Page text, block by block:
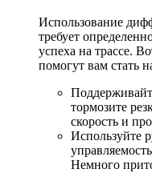
Использование
требует
успеха на трассе.
помогут вам стать
тормозите
скорость и
Используйте
Немного